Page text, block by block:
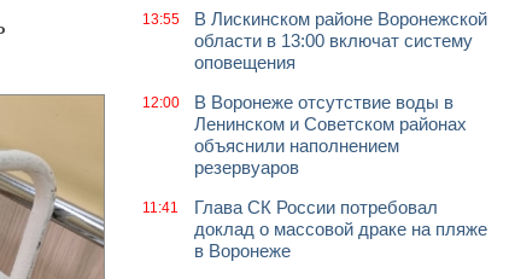
13:55
В Лискинском районе Воронежской
области в 13:00 включат систему
оповещения
12:00
В Воронеже отсутствие воды в
Ленинском и Советском районах
объяснили наполнением
резервуаров
11:41
Глава СК России потребовал
доклад о массовой драке на пляже
в Воронеже